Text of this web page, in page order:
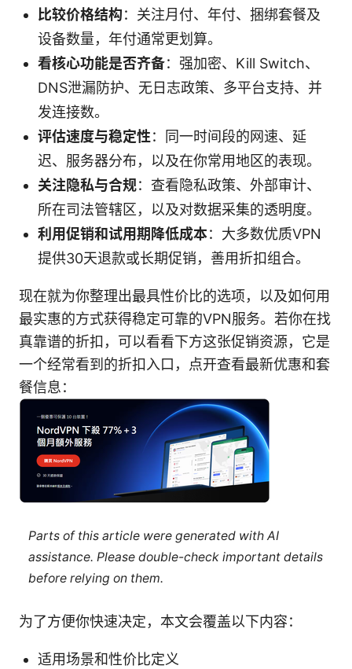
比较价格结构：关注月付、年付、捆绑套餐及
设备数量，年付通常更划算。
看核心功能是否齐备：强加密、Kill Switch、
DNS泄漏防护、无日志政策、多平台支持、并
发连接数。
评估速度与稳定性：同一时间段的网速、延
迟、服务器分布，以及在你常用地区的表现。
关注隐私与合规：查看隐私政策、外部审计、
所在司法管辖区，以及对数据采集的透明度。
利用促销和试用期降低成本：大多数优质VPN
提供30天退款或长期促销，善用折扣组合。
现在就为你整理出最具性价比的选项，以及如何用
最实惠的方式获得稳定可靠的VPN服务。若你在找
真靠谱的折扣，可以看看下方这张促销资源，它是
一个经常看到的折扣入口，点开查看最新优惠和套
餐信息：
Parts of this article were generated with AI
assistance. Please double-check important details
before relying on them.
为了方便你快速决定，本文会覆盖以下内容：
适用场景和性价比定义